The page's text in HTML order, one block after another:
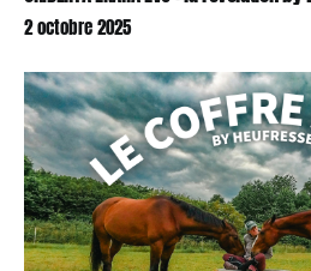
2 octobre 2025